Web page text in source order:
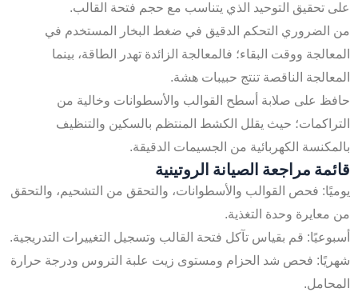
على تحقيق التوحيد الذي يتناسب مع حجم فتحة القالب.
من الضروري التحكم الدقيق في ضغط البخار المستخدم في
المعالجة ووقت البقاء؛ فالمعالجة الزائدة تهدر الطاقة، بينما
المعالجة الناقصة تنتج حبيبات هشة.
حافظ على صلابة أسطح القوالب والأسطوانات وخالية من
التراكمات؛ حيث يقلل الكشط المنتظم بالسكين والتنظيف
بالمكنسة الكهربائية من الجسيمات الدقيقة.
قائمة مراجعة الصيانة الروتينية
يوميًا: فحص القوالب والأسطوانات، والتحقق من التشحيم، والتحقق
من معايرة وحدة التغذية.
أسبوعيًا: قم بقياس تآكل فتحة القالب وتسجيل التغييرات التدريجية.
شهريًا: فحص شد الحزام ومستوى زيت علبة التروس ودرجة حرارة
المحامل.